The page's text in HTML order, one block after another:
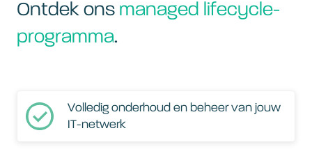
Ontdek ons managed lifecycle-
programma.
Volledig onderhoud en beheer van jouw
IT-netwerk